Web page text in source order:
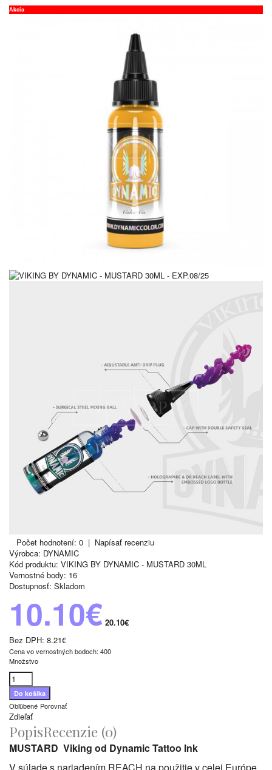
Akcia
Počet hodnotení: 0 | Napísať recenziu
Výrobca: DYNAMIC
Kód produktu: VIKING BY DYNAMIC - MUSTARD 30ML
Vernostné body: 16
Dostupnosť: Skladom
10.10€ 20.10€
Bez DPH: 8.21€
Cena vo vernostných bodoch: 400
Množstvo
Obľúbené Porovnať
Zdieľať
PopisRecenzie (0)
MUSTARD Viking od Dynamic Tattoo Ink